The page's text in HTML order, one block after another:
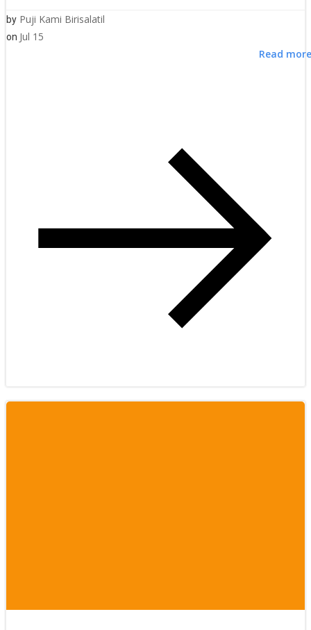
by Puji Kami Birisalatil
on Jul 15
Read more